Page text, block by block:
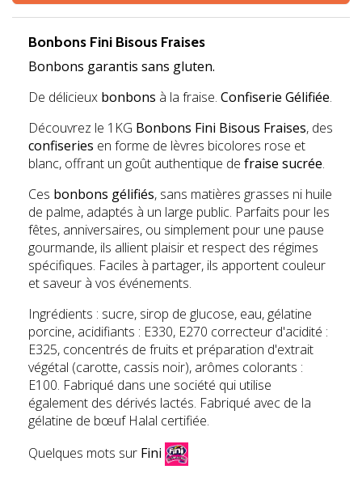
Bonbons Fini Bisous Fraises
Bonbons garantis sans gluten.
De délicieux bonbons à la fraise. Confiserie Gélifiée.
Découvrez le 1KG Bonbons Fini Bisous Fraises, des
confiseries en forme de lèvres bicolores rose et
blanc, offrant un goût authentique de fraise sucrée.
Ces bonbons gélifiés, sans matières grasses ni huile
de palme, adaptés à un large public. Parfaits pour les
fêtes, anniversaires, ou simplement pour une pause
gourmande, ils allient plaisir et respect des régimes
spécifiques. Faciles à partager, ils apportent couleur
et saveur à vos événements.
Ingrédients : sucre, sirop de glucose, eau, gélatine
porcine, acidifiants : E330, E270 correcteur d'acidité :
E325, concentrés de fruits et préparation d'extrait
végétal (carotte, cassis noir), arômes colorants :
E100. Fabriqué dans une société qui utilise
également des dérivés lactés. Fabriqué avec de la
gélatine de bœuf Halal certifiée.
Quelques mots sur Fini